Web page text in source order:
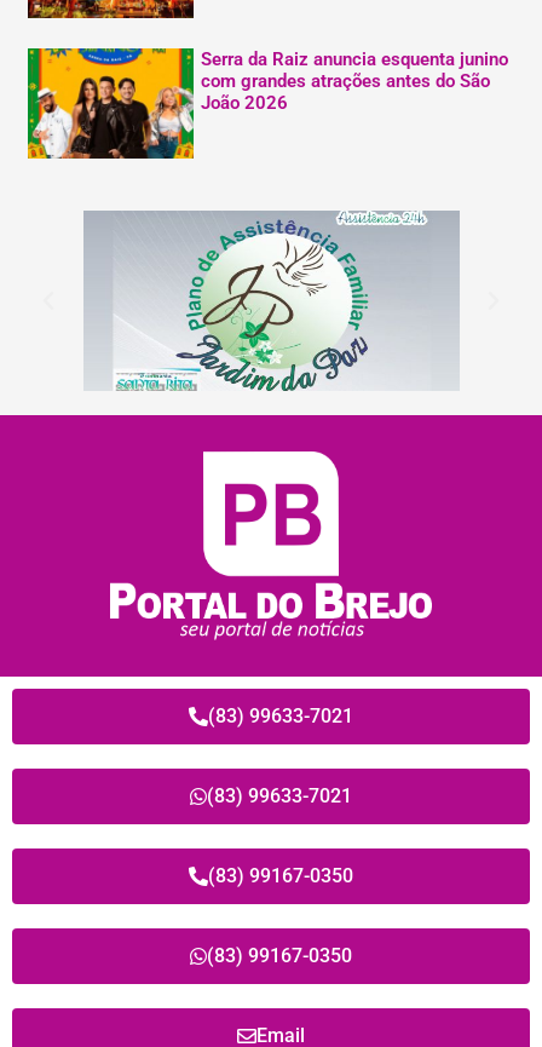
Serra da Raiz anuncia esquenta junino
com grandes atrações antes do São
João 2026
(83) 99633-7021
(83) 99633-7021
(83) 99167-0350
(83) 99167-0350
Email